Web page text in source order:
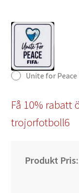
Unite for Peace
Få 10% rabatt
trojorfotboll6
Produkt Pris: